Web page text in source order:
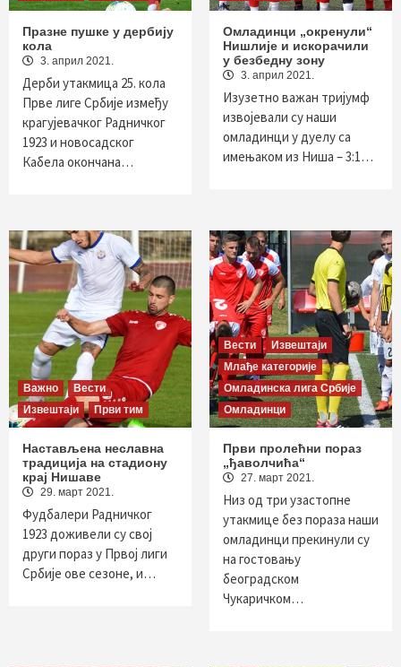
Празне пушке у дербију
кола
3. април 2021.
Дерби утакмица 25. кола
Прве лиге Србије између
крагујевачког Радничког
1923 и новосадског
Кабела окончана…
Омладинци „окренули“
Нишлије и искорачили
у безбедну зону
3. април 2021.
Изузетно важан тријумф
извојевали су наши
омладинци у дуелу са
имењаком из Ниша – 3:1…
Важно
Вести
Извештаји
Први тим
Настављена неславна
традиција на стадиону
крај Нишаве
29. март 2021.
Фудбалери Радничког
1923 доживели су свој
други пораз у Првој лиги
Србије ове сезоне, и…
Вести
Извештаји
Млађе категорије
Омладинска лига Србије
Омладинци
Први пролећни пораз
„ђаволчића“
27. март 2021.
Низ од три узастопне
утакмице без пораза наши
омладинци прекинули су
на гостовању
београдском
Чукаричком…